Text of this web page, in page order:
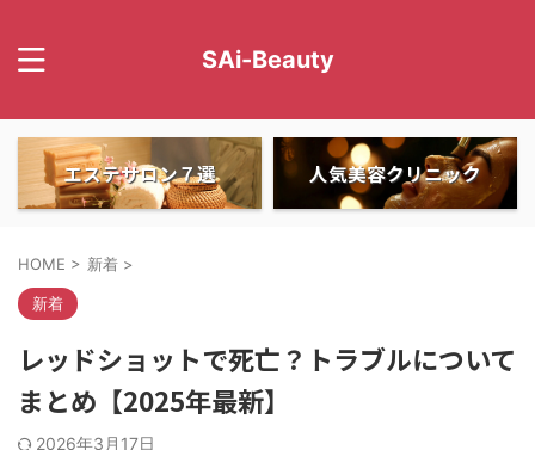
SAi-Beauty
エステサロン７選 人気美容クリニック
HOME > 新着 >
新着
レッドショットで死亡？トラブルについて
まとめ【2025年最新】
2026年3月17日